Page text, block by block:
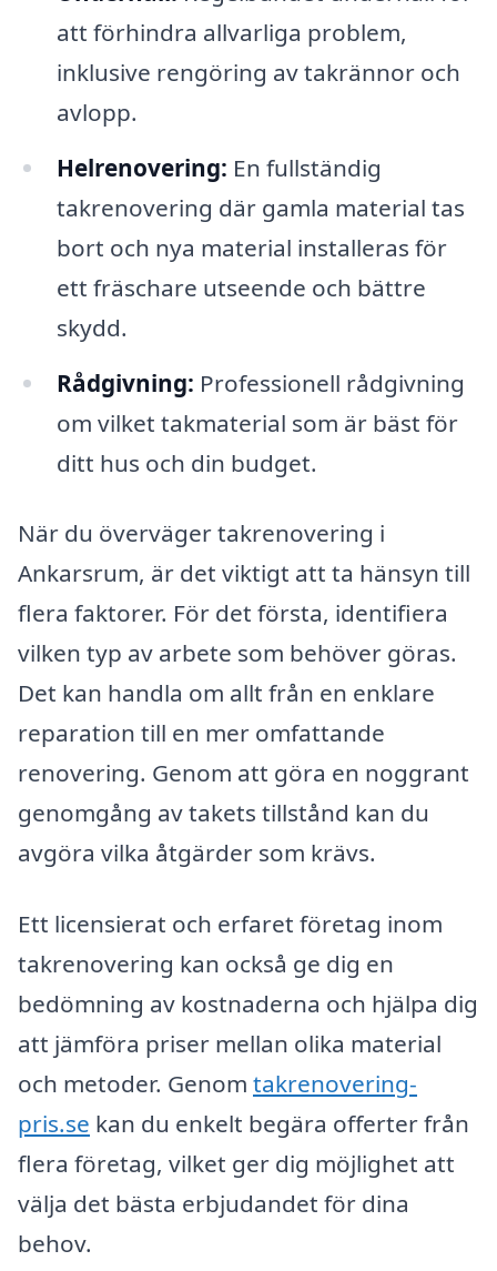
att förhindra allvarliga problem,
inklusive rengöring av takrännor och
avlopp.
Helrenovering: En fullständig
takrenovering där gamla material tas
bort och nya material installeras för
ett fräschare utseende och bättre
skydd.
Rådgivning: Professionell rådgivning
om vilket takmaterial som är bäst för
ditt hus och din budget.
När du överväger takrenovering i
Ankarsrum, är det viktigt att ta hänsyn till
flera faktorer. För det första, identifiera
vilken typ av arbete som behöver göras.
Det kan handla om allt från en enklare
reparation till en mer omfattande
renovering. Genom att göra en noggrant
genomgång av takets tillstånd kan du
avgöra vilka åtgärder som krävs.
Ett licensierat och erfaret företag inom
takrenovering kan också ge dig en
bedömning av kostnaderna och hjälpa dig
att jämföra priser mellan olika material
och metoder. Genom takrenovering-
pris.se kan du enkelt begära offerter från
flera företag, vilket ger dig möjlighet att
välja det bästa erbjudandet för dina
behov.